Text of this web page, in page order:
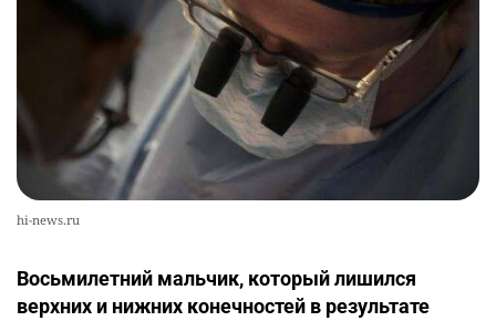
hi-news.ru
Восьмилетний мальчик, который лишился
верхних и нижних конечностей в результате